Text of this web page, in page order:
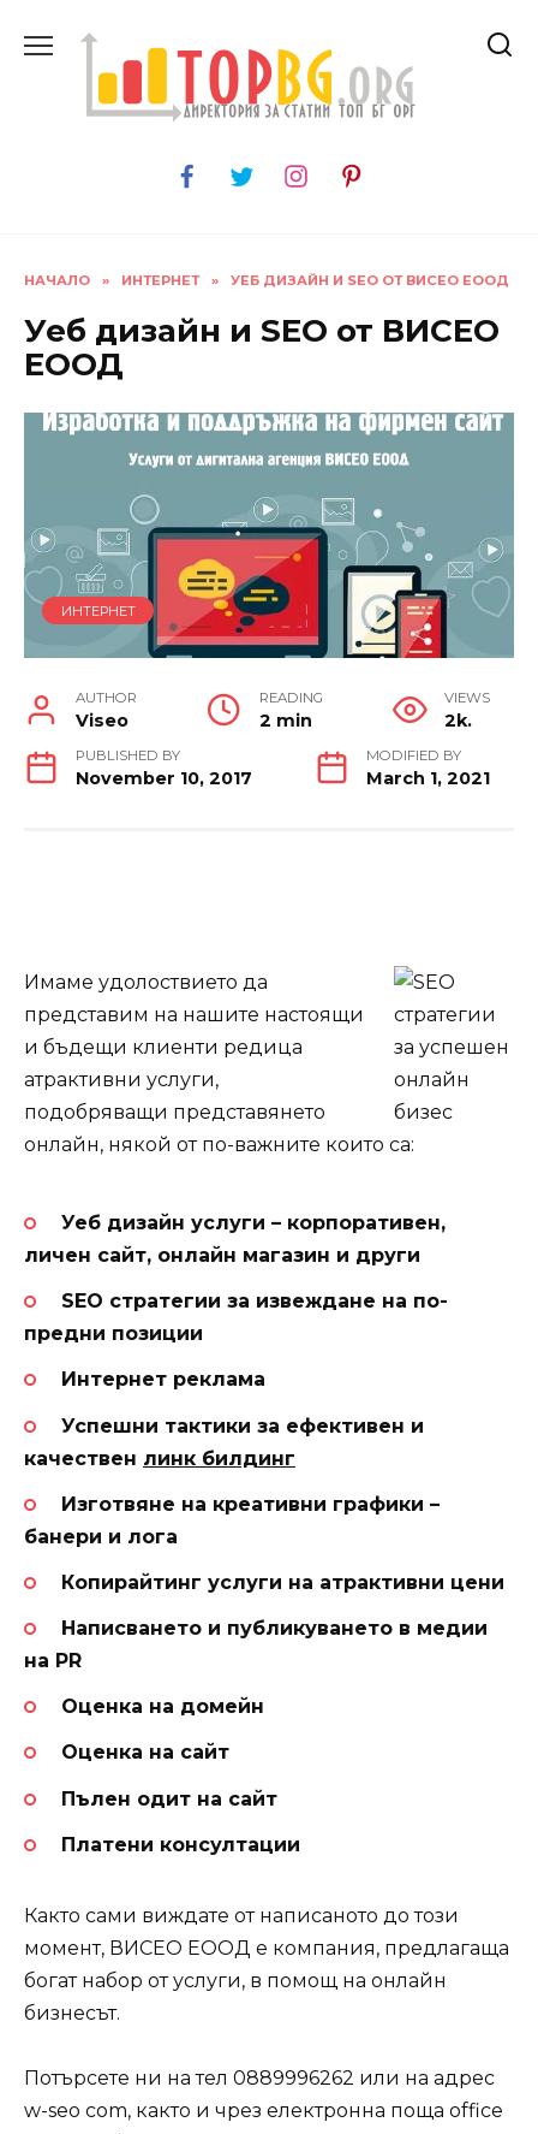
НАЧАЛО » ИНТЕРНЕТ » УЕБ ДИЗАЙН И SEO ОТ ВИСЕО ЕООД
Уеб дизайн и SEO от ВИСЕО
ЕООД
ИНТЕРНЕТ
AUTHOR
Viseo
READING
2 min
VIEWS
2k.
PUBLISHED BY
November 10, 2017
MODIFIED BY
March 1, 2021
Имаме удолоствието да
представим на нашите настоящи
и бъдещи клиенти редица
атрактивни услуги,
подобряващи представянето
онлайн, някой от по-важните които са:
Уеб дизайн услуги – корпоративен,
личен сайт, онлайн магазин и други
SEO стратегии за извеждане на по-
предни позиции
Интернет реклама
Успешни тактики за ефективен и
качествен линк билдинг
Изготвяне на креативни графики –
банери и лога
Копирайтинг услуги на атрактивни цени
Написването и публикуването в медии
на PR
Оценка на домейн
Оценка на сайт
Пълен одит на сайт
Платени консултации
Както сами виждате от написаното до този
момент, ВИСЕО ЕООД е компания, предлагаща
богат набор от услуги, в помощ на онлайн
бизнесът.
Потърсете ни на тел 0889996262 или на адрес
w-seo com, както и чрез електронна поща office